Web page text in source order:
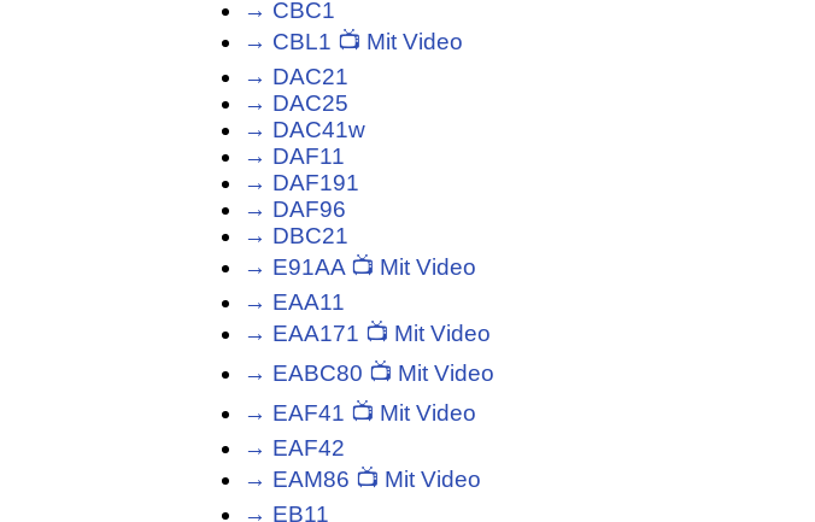
→ CBC1
→ CBL1 📺 Mit Video
→ DAC21
→ DAC25
→ DAC41w
→ DAF11
→ DAF191
→ DAF96
→ DBC21
→ E91AA 📺 Mit Video
→ EAA11
→ EAA171 📺 Mit Video
→ EABC80 📺 Mit Video
→ EAF41 📺 Mit Video
→ EAF42
→ EAM86 📺 Mit Video
→ EB11